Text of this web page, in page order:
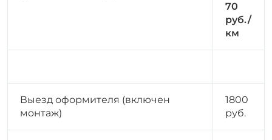
70
руб./
км
Выезд оформителя (включен
монтаж)
1800
руб.